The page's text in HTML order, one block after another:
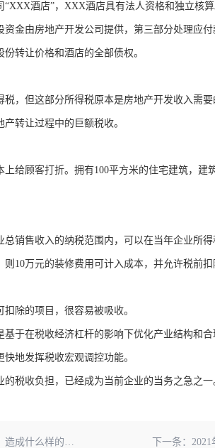
酒店”，XXX酒店具有法人资格和独立核算
金由房地产开发公司提供，第三部分处理应
转让价格和酒店的全部债权。
，但这部分所得税原本是房地产开发收入需
转让过程中的巨额税收。
给顾客打折。拥有100平方米的住宅建筑，建
销售收入的纳税范围内，可以在当年企业所
10万元的装修费用可计入成本，并允许税前扣
除的项目，很容易被吸收。
于在税收经济杠杆的影响下优化产业结构和
地发挥税收宏观调控功能。
税收负担，已经成为当前企业的当务之急之一
么样的后果？ 下一条：